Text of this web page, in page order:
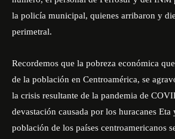
la policía municipal, quienes arribaron y
perimetral.
Recordemos que la pobreza económica
de la población en Centroamérica, se
la crisis resultante de la pandemia de
devastación causada por los huracanes Eta
población de los países centroamericanos